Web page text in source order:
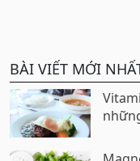
BÀI VIẾT MỚI